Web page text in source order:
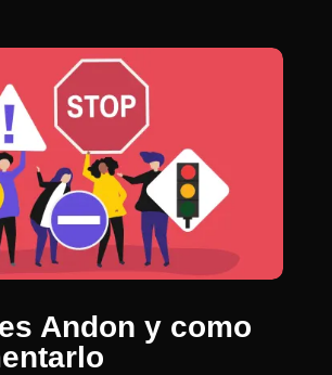
Andon y como